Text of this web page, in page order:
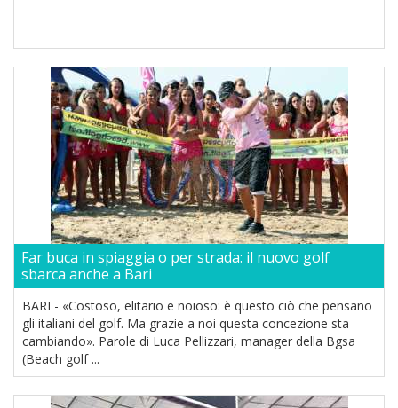
Far buca in spiaggia o per strada: il nuovo golf
sbarca anche a Bari
BARI - «Costoso, elitario e noioso: è questo ciò che pensano
gli italiani del golf. Ma grazie a noi questa concezione sta
cambiando». Parole di Luca Pellizzari, manager della Bgsa
(Beach golf ...